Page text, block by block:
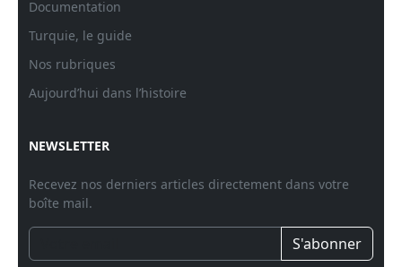
Documentation
Turquie, le guide
Nos rubriques
Aujourd’hui dans l’histoire
NEWSLETTER
Recevez nos derniers articles directement dans votre
boîte mail.
S'abonner